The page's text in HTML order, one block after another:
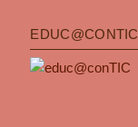
EDUC@CONTIC